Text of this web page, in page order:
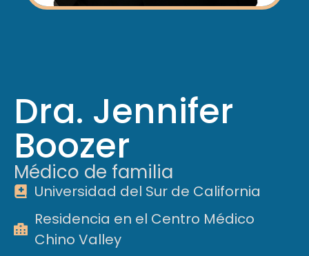
Dra. Jennifer
Boozer
Médico de familia
Universidad del Sur de California
Residencia en el Centro Médico
Chino Valley